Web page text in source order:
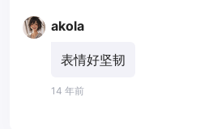
akola
表情好坚韧
14 年前